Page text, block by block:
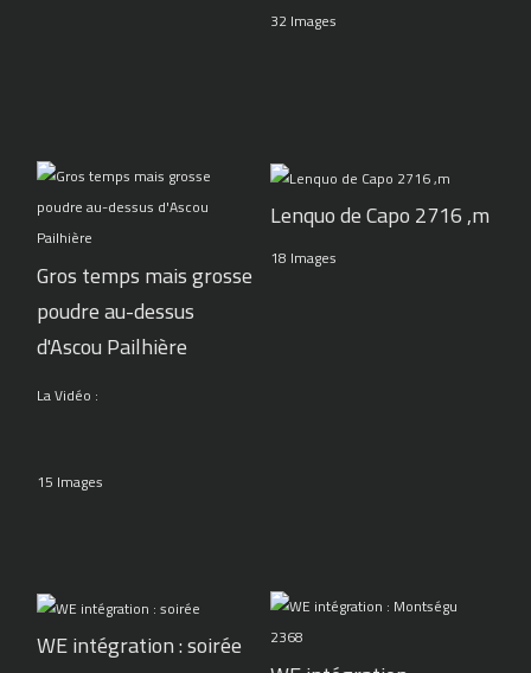
32 Images
Gros temps mais grosse
poudre au-dessus
d'Ascou Pailhière
La Vidéo :
15 Images
Lenquo de Capo 2716 ,m
18 Images
WE intégration : soirée